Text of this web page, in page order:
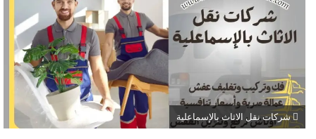
شركات نقل الاثاث بالإسماعلية